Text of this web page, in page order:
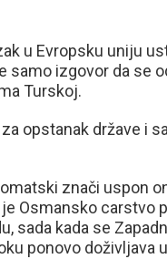
u Evropsku uniju
samo izgovor da se
Turskoj.
opstanak države i
znači uspon
Osmansko carstvo
sada kada se
ponovo doživljava